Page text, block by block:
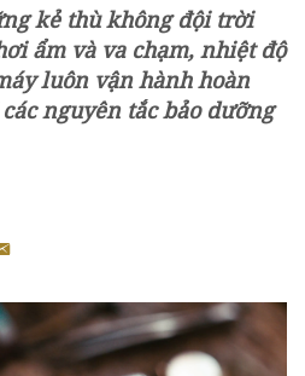
kẻ thù không đội trời
ẩm và va chạm, nhiệt độ
luôn vận hành hoàn
nguyên tắc bảo dưỡng